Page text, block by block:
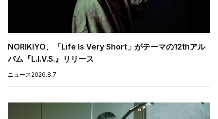
NORIKIYO、「Life Is Very Short」がテーマの12thアル
バム『L.I.V.S.』リリース
ニュース2026.8.7